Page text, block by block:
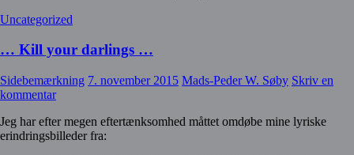
Uncategorized
… Kill your darlings …
Sidebemærkning 7. november 2015 Mads-Peder W. Søby Skriv en
kommentar
Jeg har efter megen eftertænksomhed måttet omdøbe mine lyriske
erindringsbilleder fra: